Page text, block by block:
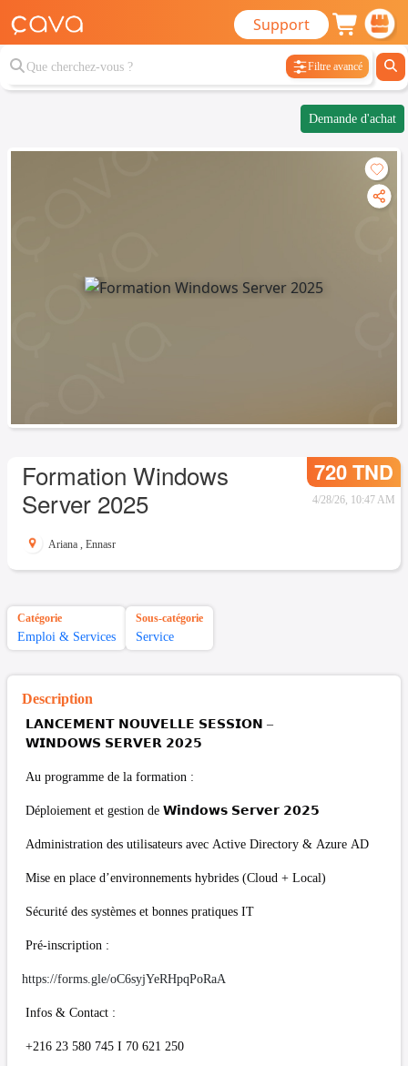
Support
Filtre avancé
Demande d'achat
Formation Windows
Server 2025
720 TND
4/28/26, 10:47 AM
Ariana , Ennasr
Catégorie
Emploi & Services
Sous-catégorie
Service
Description
𝗟𝗔𝗡𝗖𝗘𝗠𝗘𝗡𝗧 𝗡𝗢𝗨𝗩𝗘𝗟𝗟𝗘 𝗦𝗘𝗦𝗦𝗜𝗢𝗡 –
𝗪𝗜𝗡𝗗𝗢𝗪𝗦 𝗦𝗘𝗥𝗩𝗘𝗥 𝟮𝟬𝟮𝟱
Au programme de la formation :
Déploiement et gestion de 𝗪𝗶𝗻𝗱𝗼𝘄𝘀 𝗦𝗲𝗿𝘃𝗲𝗿 𝟮𝟬𝟮𝟱
Administration des utilisateurs avec Active Directory & Azure AD
Mise en place d’environnements hybrides (Cloud + Local)
Sécurité des systèmes et bonnes pratiques IT
Pré-inscription :
https://forms.gle/oC6syjYeRHpqPoRaA
Infos & Contact :
+216 23 580 745 I 70 621 250